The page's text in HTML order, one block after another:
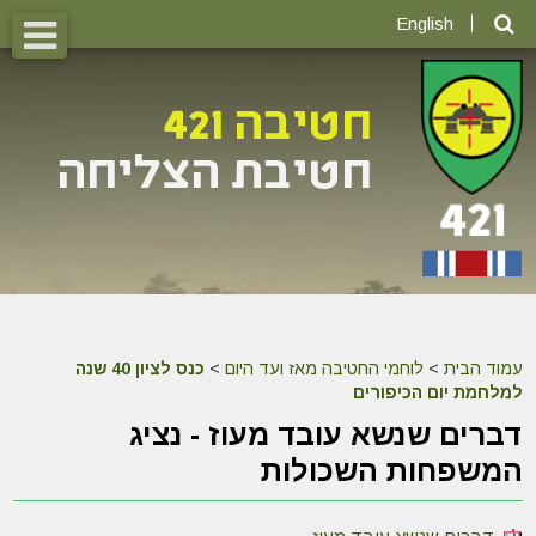
English
עמוד הבית > לוחמי החטיבה מאז ועד היום >
כנס לציון 40 שנה
למלחמת יום הכיפורים
דברים שנשא עובד מעוז - נציג
המשפחות השכולות